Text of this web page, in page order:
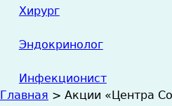
Хирург
Эндокринолог
Инфекционист
Главная > Акции «Центра